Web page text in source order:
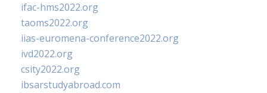
ifac-hms2022.org
taoms2022.org
iias-euromena-conference2022.org
ivd2022.org
csity2022.org
ibsarstudyabroad.com